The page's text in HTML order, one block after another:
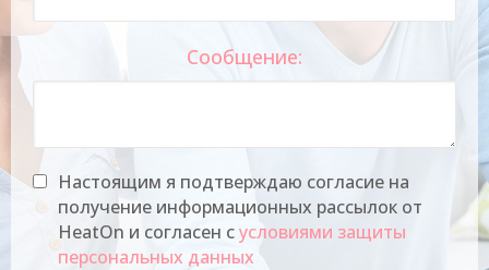
Сообщение:
Настоящим я подтверждаю согласие на
получение информационных рассылок от
HeatOn и согласен сусловиями защиты
персональных данных